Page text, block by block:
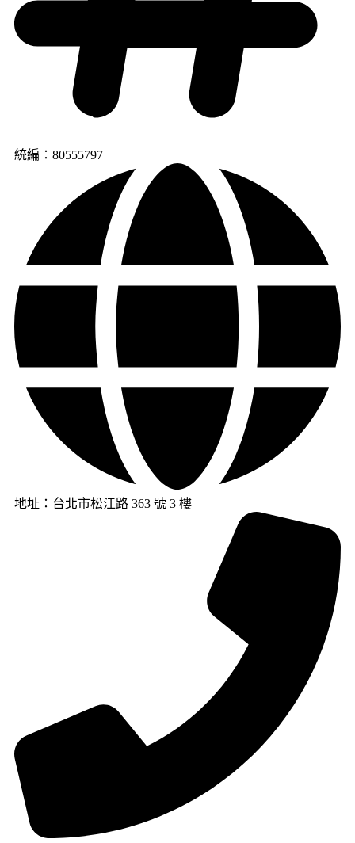
統編：80555797
地址：台北市松江路 363 號 3 樓